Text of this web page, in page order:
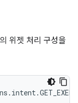
위젯 처리 구성을